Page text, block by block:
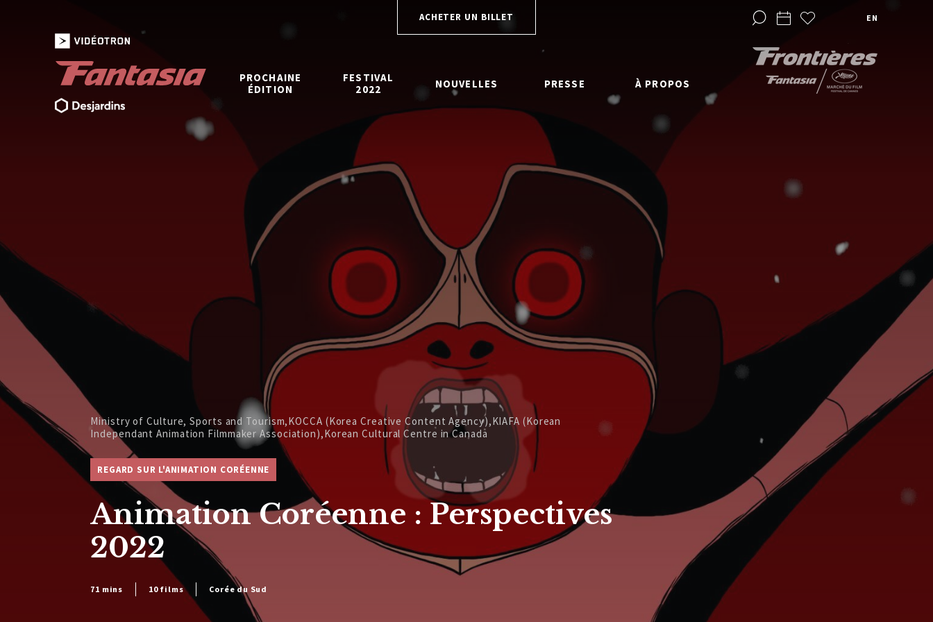
ACHETER UN BILLET
PROCHAINE
ÉDITION
FESTIVAL
2022
NOUVELLES PRESSE À PROPOS
EN
Ministry of Culture, Sports and Tourism,KOCCA (Korea Creative Content Agency),KIAFA (Korean
Independant Animation Filmmaker Association),Korean Cultural Centre in Canada
REGARD SUR L'ANIMATION CORÉENNE
Animation Coréenne : Perspectives
2022
71 mins 10 films Corée du Sud